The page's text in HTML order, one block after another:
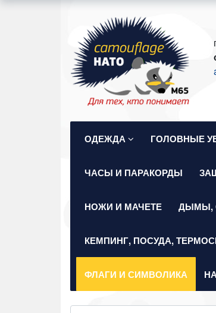
ОДЕЖДА ГОЛОВНЫЕ
ЧАСЫ И ПАРАКОРДЫ
НОЖИ И МАЧЕТЕ ДЫМЫ,
КЕМПИНГ, ПОСУДА,
ФЛАГИ И СИМВОЛИКА